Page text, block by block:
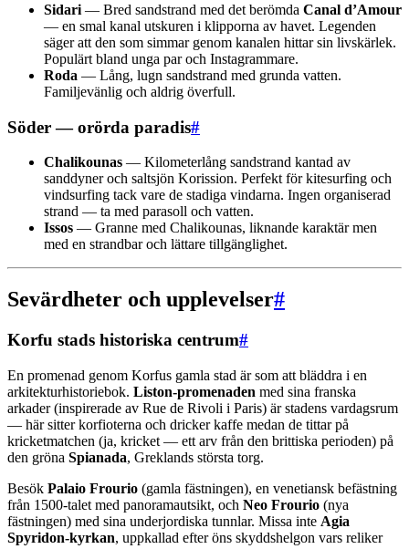
Sidari — Bred sandstrand med det berömda Canal d’Amour
— en smal kanal utskuren i klipporna av havet. Legenden
säger att den som simmar genom kanalen hittar sin livskärlek.
Populärt bland unga par och Instagrammare.
Roda — Lång, lugn sandstrand med grunda vatten.
Familjevänlig och aldrig överfull.
Söder — orörda paradis#
Chalikounas — Kilometerlång sandstrand kantad av
sanddyner och saltsjön Korission. Perfekt för kitesurfing och
vindsurfing tack vare de stadiga vindarna. Ingen organiserad
strand — ta med parasoll och vatten.
Issos — Granne med Chalikounas, liknande karaktär men
med en strandbar och lättare tillgänglighet.
Sevärdheter och upplevelser#
Korfu stads historiska centrum#
En promenad genom Korfus gamla stad är som att bläddra i en
arkitekturhistoriebok. Liston-promenaden med sina franska
arkader (inspirerade av Rue de Rivoli i Paris) är stadens vardagsrum
— här sitter korfioterna och dricker kaffe medan de tittar på
kricketmatchen (ja, kricket — ett arv från den brittiska perioden) på
den gröna Spianada, Greklands största torg.
Besök Palaio Frourio (gamla fästningen), en venetiansk befästning
från 1500-talet med panoramautsikt, och Neo Frourio (nya
fästningen) med sina underjordiska tunnlar. Missa inte Agia
Spyridon-kyrkan, uppkallad efter öns skyddshelgon vars reliker